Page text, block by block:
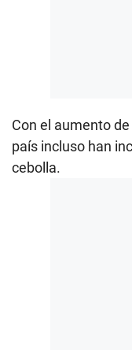
Con el aumento
país incluso han
cebolla.